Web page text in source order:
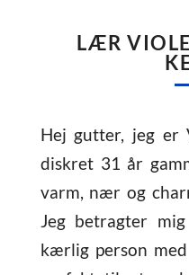
LÆR
Hej gutter, jeg er
diskret 31 år
varm, nær og
Jeg betragter
kærlig person